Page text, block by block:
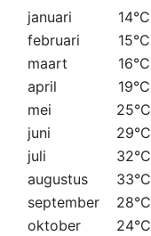
januari 14°C
februari
15°C
maart
16°C
april
19°C
mei
25°C
juni
29°C
juli
32°C
augustus
33°C
september
28°C
oktober
24°C